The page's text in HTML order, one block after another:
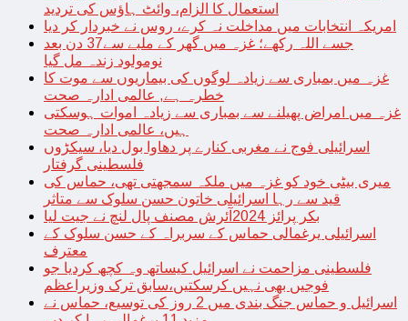
استعمال کا الزام، وائٹ ہاؤس کی تردید
امریکہ انتخابات میں مداخلت نہ کرے، روس نے خبردار کر دیا
جسے اللہ رکھے؛ غزہ میں گھر کے ملبے سے37 دن بعد
نومولود زندہ مل گیا
غزہ میں بمباری سے زیادہ لوگوں کی بیماریوں سے موت کا
خطرہ ہے, عالمی ادارہ صحت
غزہ میں امراض پھیلنے سے بمباری سے زیادہ اموات ہوسکتی
ہیں، عالمی ادارہ صحت
اسرائیلی فوج نے مغربی کنارے پر دھاوا بول دیا، سیکڑوں
فلسطینی گرفتار
میری بیٹی خود کو غزہ میں ملکہ سمجھتی تھی، حماس کی
قید سے رہا اسرائیلی خاتون حسن سلوک سے متاثر
بکر پرائز 2024آئرش مصنف پال لنچ نے جیت لیا
اسرائیلی یرغمالی حماس کے سربراہ کے حسن سلوک کے
معترف
فلسطینی مزاحمت نے اسرائیل کیساتھ وہ کچھ کردیا جو
فوجیں بھی نہیں کرسکتیں،سابق ترک وزیراعظم
اسرائیل و حماس جنگ بندی میں 2 روز کی توسیع، حماس نے